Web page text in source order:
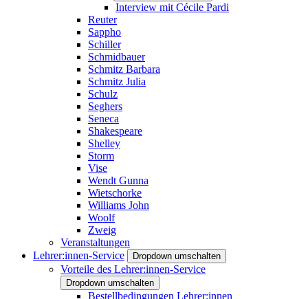
Interview mit Cécile Pardi
Reuter
Sappho
Schiller
Schmidbauer
Schmitz Barbara
Schmitz Julia
Schulz
Seghers
Seneca
Shakespeare
Shelley
Storm
Vise
Wendt Gunna
Wietschorke
Williams John
Woolf
Zweig
Veranstaltungen
Lehrer:innen-Service
Dropdown umschalten
Vorteile des Lehrer:innen-Service
Dropdown umschalten
Bestellbedingungen Lehrer:innen